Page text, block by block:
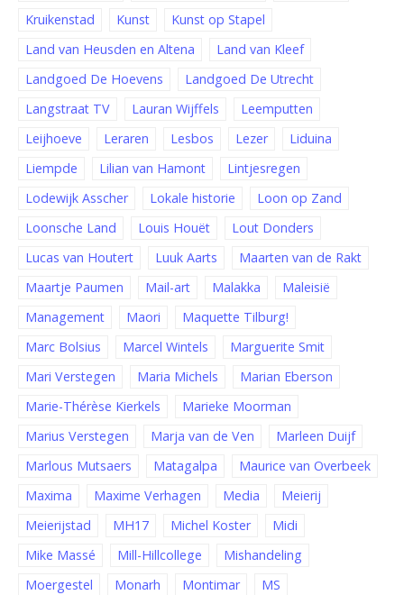
Kruikenstad
Kunst
Kunst op Stapel
Land van Heusden en Altena
Land van Kleef
Landgoed De Hoevens
Landgoed De Utrecht
Langstraat TV
Lauran Wijffels
Leemputten
Leijhoeve
Leraren Lesbos Lezer
Liduina
Liempde
Lilian van Hamont
Lintjesregen
Lodewijk Asscher
Lokale historie
Loon op Zand
Loonsche Land
Louis Houët
Lout Donders
Lucas van Houtert
Luuk Aarts
Maarten van de Rakt
Maartje Paumen
Mail-art Malakka
Maleisië
Management
Maori
Maquette Tilburg!
Marc Bolsius
Marcel Wintels
Marguerite Smit
Mari Verstegen
Maria Michels
Marian Eberson
Marie-Thérèse Kierkels
Marieke Moorman
Marius Verstegen
Marja van de Ven
Marleen Duijf
Marlous Mutsaers
Matagalpa
Maurice van Overbeek
Maxima
Maxime Verhagen Media
Meierij
Meierijstad
MH17 Michel Koster
Midi
Mike Massé
Mill-Hillcollege
Mishandeling
Moergestel
Monarh Montimar
MS